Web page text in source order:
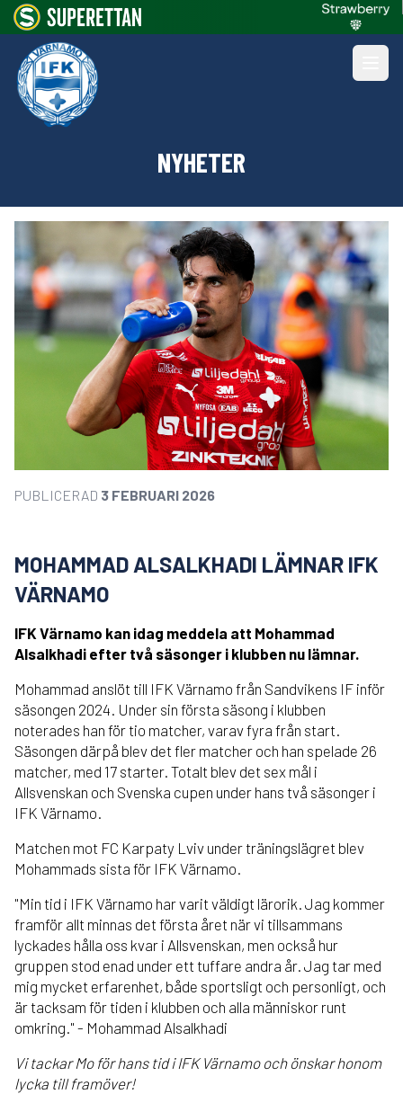
NYHETER
PUBLICERAD 3 FEBRUARI 2026
MOHAMMAD ALSALKHADI LÄMNAR IFK
VÄRNAMO
IFK Värnamo kan idag meddela att Mohammad
Alsalkhadi efter två säsonger i klubben nu lämnar.
Mohammad anslöt till IFK Värnamo från Sandvikens IF inför
säsongen 2024. Under sin första säsong i klubben
noterades han för tio matcher, varav fyra från start.
Säsongen därpå blev det fler matcher och han spelade 26
matcher, med 17 starter. Totalt blev det sex mål i
Allsvenskan och Svenska cupen under hans två säsonger i
IFK Värnamo.
Matchen mot FC Karpaty Lviv under träningslägret blev
Mohammads sista för IFK Värnamo.
"Min tid i IFK Värnamo har varit väldigt lärorik. Jag kommer
framför allt minnas det första året när vi tillsammans
lyckades hålla oss kvar i Allsvenskan, men också hur
gruppen stod enad under ett tuffare andra år. Jag tar med
mig mycket erfarenhet, både sportsligt och personligt, och
är tacksam för tiden i klubben och alla människor runt
omkring." - Mohammad Alsalkhadi
Vi tackar Mo för hans tid i IFK Värnamo och önskar honom
lycka till framöver!